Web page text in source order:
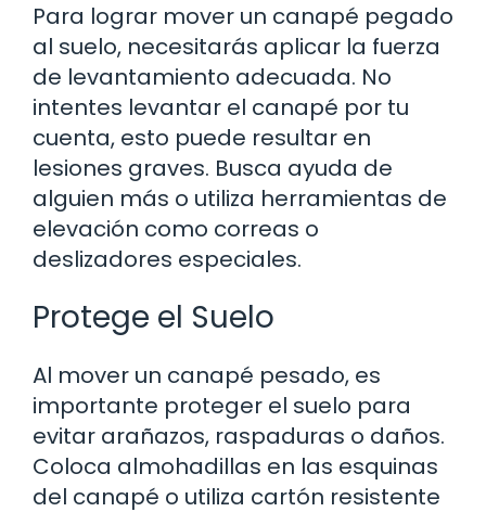
Para lograr mover un canapé pegado
al suelo, necesitarás aplicar la fuerza
de levantamiento adecuada. No
intentes levantar el canapé por tu
cuenta, esto puede resultar en
lesiones graves. Busca ayuda de
alguien más o utiliza herramientas de
elevación como correas o
deslizadores especiales.
Protege el Suelo
Al mover un canapé pesado, es
importante proteger el suelo para
evitar arañazos, raspaduras o daños.
Coloca almohadillas en las esquinas
del canapé o utiliza cartón resistente